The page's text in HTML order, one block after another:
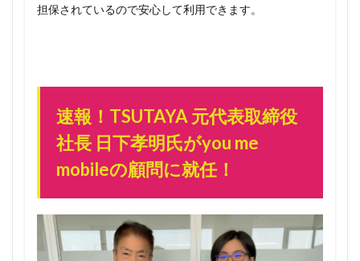
ンなの
とりあ
人の枠
に入っ
ていれ
ば紹介
1.1.3
さらに
担保されているので安心して利用できます。
速報！TSUTAYA 元代表取締役
社長 日下孝明氏がyou me
mobileの顧問に就任！